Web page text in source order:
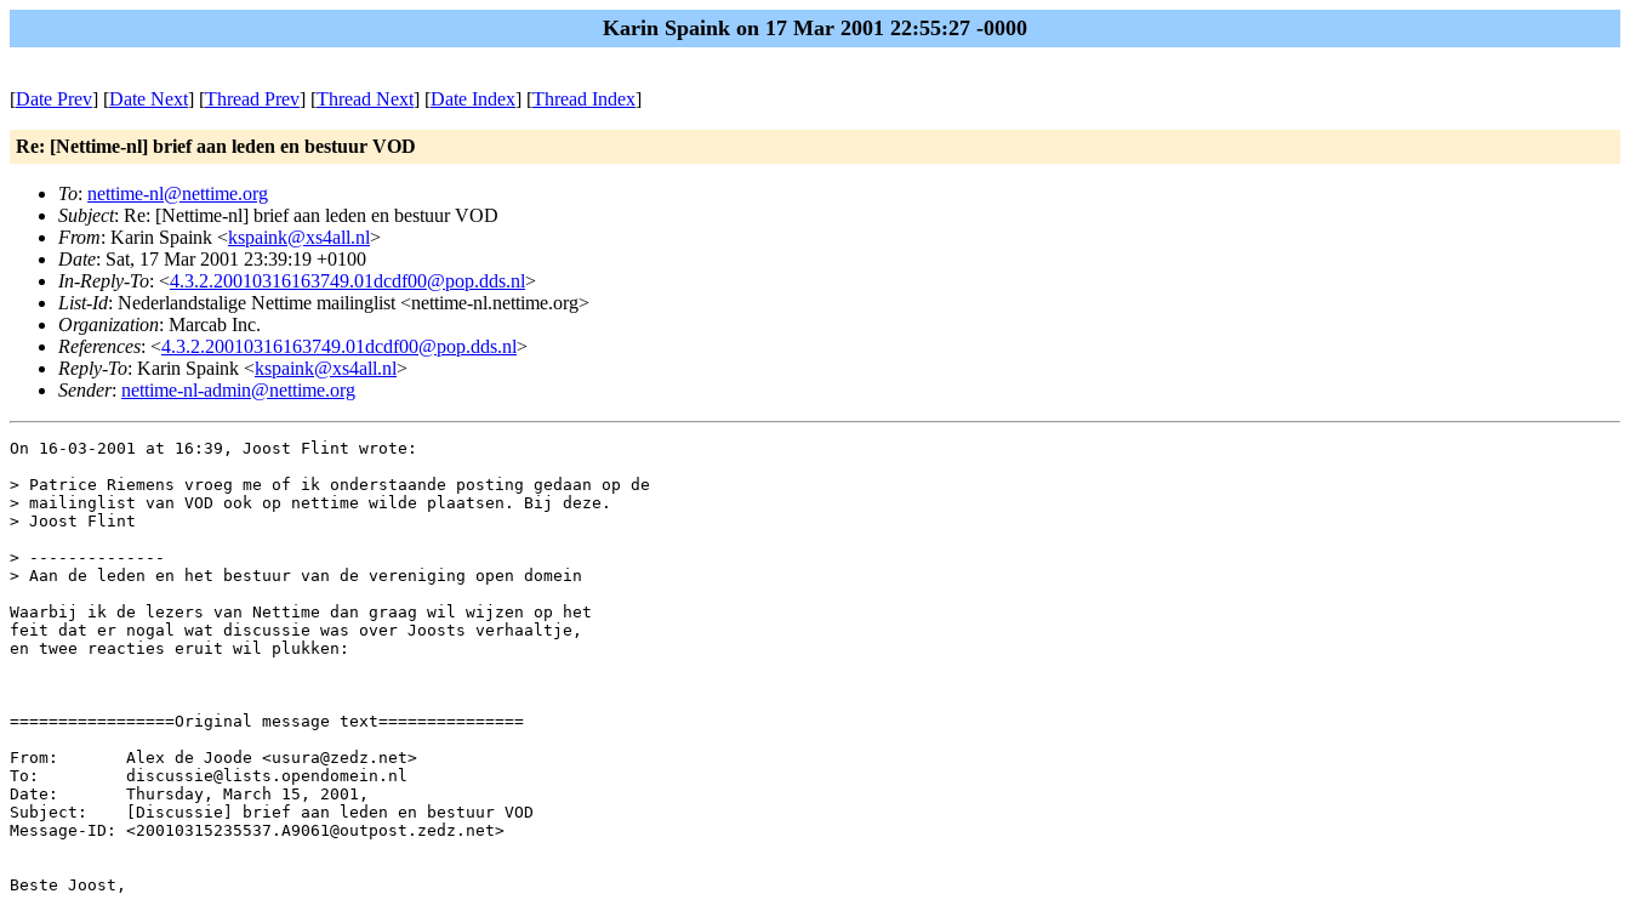
Karin Spaink on 17 Mar 2001 22:55:27 -0000
[Date Prev] [Date Next] [Thread Prev] [Thread Next] [Date Index] [Thread Index]
Re: [Nettime-nl] brief aan leden en bestuur VOD
To: nettime-nl@nettime.org
Subject: Re: [Nettime-nl] brief aan leden en bestuur VOD
From: Karin Spaink <kspaink@xs4all.nl>
Date: Sat, 17 Mar 2001 23:39:19 +0100
In-Reply-To: <4.3.2.20010316163749.01dcdf00@pop.dds.nl>
List-Id: Nederlandstalige Nettime mailinglist <nettime-nl.nettime.org>
Organization: Marcab Inc.
References: <4.3.2.20010316163749.01dcdf00@pop.dds.nl>
Reply-To: Karin Spaink <kspaink@xs4all.nl>
Sender: nettime-nl-admin@nettime.org
On 16-03-2001 at 16:39, Joost Flint wrote:
> Patrice Riemens vroeg me of ik onderstaande posting gedaan op de
> mailinglist van VOD ook op nettime wilde plaatsen. Bij deze.
> Joost Flint
> --------------
> Aan de leden en het bestuur van de vereniging open domein
Waarbij ik de lezers van Nettime dan graag wil wijzen op het
feit dat er nogal wat discussie was over Joosts verhaaltje,
en twee reacties eruit wil plukken:
=================Original message text===============
From:       Alex de Joode <usura@zedz.net>
To:         discussie@lists.opendomein.nl
Date:       Thursday, March 15, 2001,
Subject:    [Discussie] brief aan leden en bestuur VOD
Message-ID: <20010315235537.A9061@outpost.zedz.net>
Beste Joost,